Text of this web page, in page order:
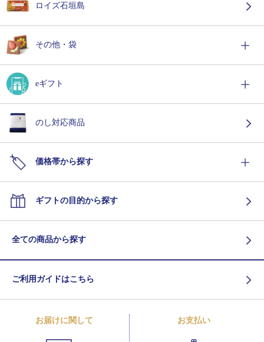
ロイズ石垣島
その他・袋
eギフト
のし対応商品
価格帯から探す
ギフトの目的から探す
全ての商品から探す
ご利用ガイドはこちら
お届けに関して お支払い